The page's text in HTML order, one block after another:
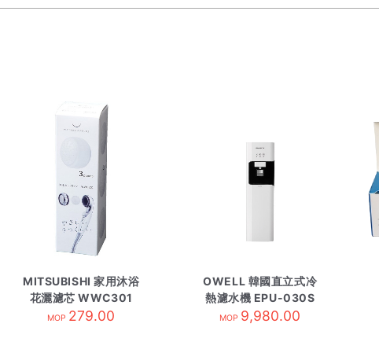
MITSUBISHI 家用沐浴
花灑濾芯 WWC301
MOP 279.00
OWELL 韓國直立式冷
熱濾水機 EPU-030S
白色
MOP 9,980.00